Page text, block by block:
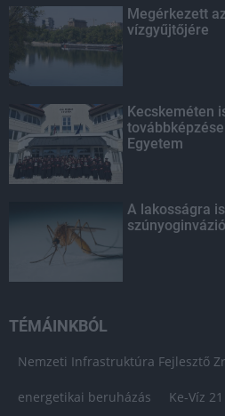
Megérkezett
vízgyűjtőjére
Kecskeméten
Egyetem
A lakosságra
TÉMÁINKBÓL
Nemzeti Infrastruktúra Fejlesztő
energetikai beruházás Ke-Víz